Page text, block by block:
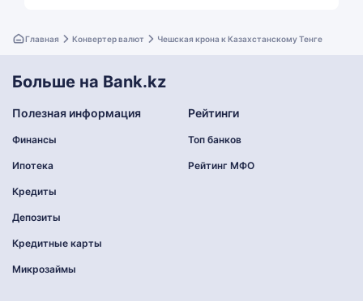
Главная Конвертер валют Чешская крона к Казахстанскому Тенге
Больше на Bank.kz
Полезная информация
Финансы
Ипотека
Кредиты
Депозиты
Кредитные карты
Микрозаймы
Рейтинги
Топ банков
Рейтинг МФО